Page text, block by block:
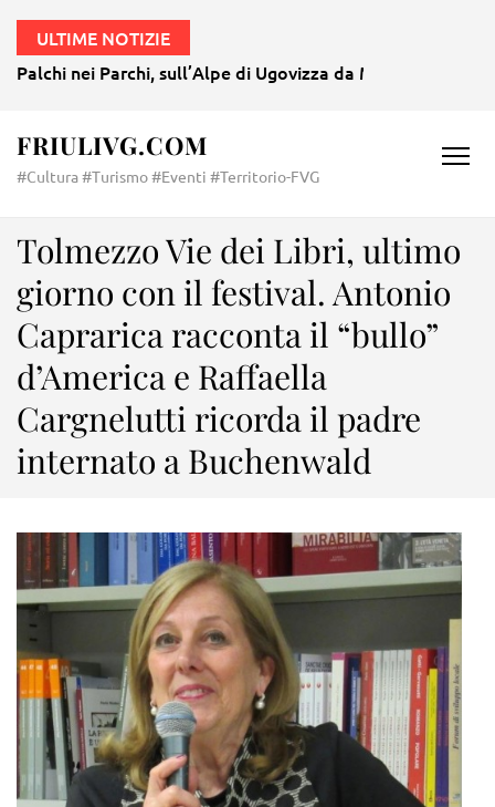
ULTIME NOTIZIE
Palchi nei Parchi, sull’Alpe di Ugovizza da Mozart a
FRIULIVG.COM
#Cultura #Turismo #Eventi #Territorio-FVG
Tolmezzo Vie dei Libri, ultimo
giorno con il festival. Antonio
Caprarica racconta il “bullo”
d’America e Raffaella
Cargnelutti ricorda il padre
internato a Buchenwald